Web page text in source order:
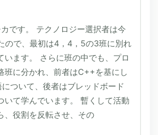
です。 テクノロジー選択者は今
ので、最初は4，4，5の3班に別れ
います。 さらに班の中でも、プロ
班に分かれ、前者はC++を基にし
ついて、後者はブレッドボード
いて学んでいます。 暫くして活動
、役割を反転させ、その